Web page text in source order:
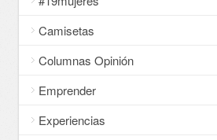
Camisetas
Columnas Opinión
Emprender
Experiencias